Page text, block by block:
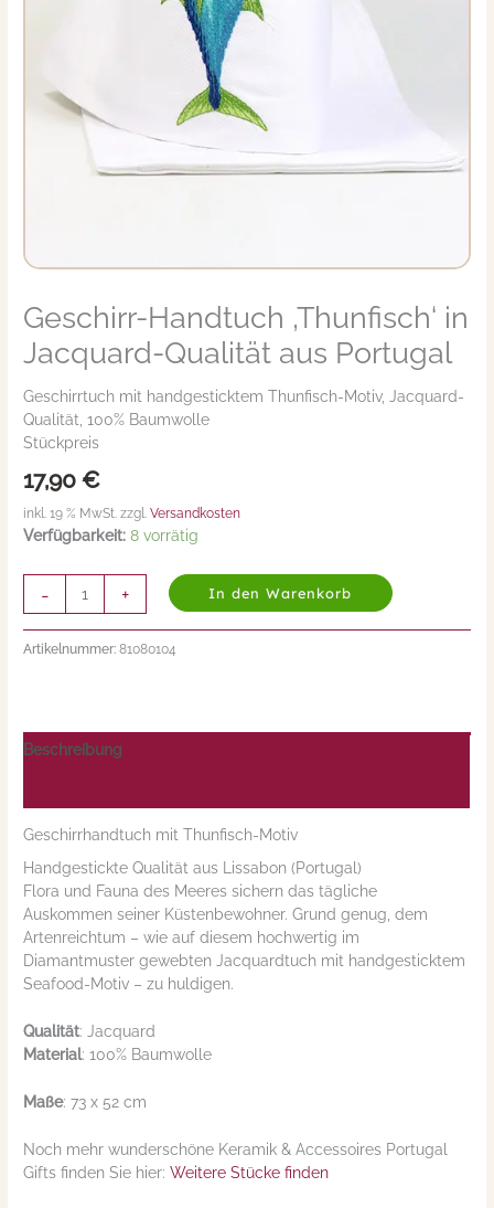
Geschirr-Handtuch ‚Thunfisch‘ in
Jacquard-Qualität aus Portugal
Geschirrtuch mit handgesticktem Thunfisch-Motiv, Jacquard-
Qualität, 100% Baumwolle
Stückpreis
17,90€
inkl. 19 % MwSt. zzgl.Versandkosten
Verfügbarkeit: 8 vorrätig
-
Geschirr-
Handtuch
'Thunfisch'
Jacquard-
Qualität
aus
Portugal
Menge
+ In den Warenkorb
Artikelnummer:81080104
Beschreibung
Geschirrhandtuch mit Thunfisch-Motiv
Handgestickte Qualität aus Lissabon (Portugal)
Flora und Fauna des Meeres sichern das tägliche
Auskommen seiner Küstenbewohner. Grund genug, dem
Artenreichtum – wie auf diesem hochwertig im
Diamantmuster gewebten Jacquardtuch mit handgesticktem
Seafood-Motiv – zu huldigen.
Qualität: Jacquard
Material: 100% Baumwolle
Maße: 73 x 52 cm
Noch mehr wunderschöne Keramik & Accessoires Portugal
Gifts finden Sie hier:Weitere Stücke finden